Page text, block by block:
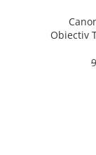
Obiectiv